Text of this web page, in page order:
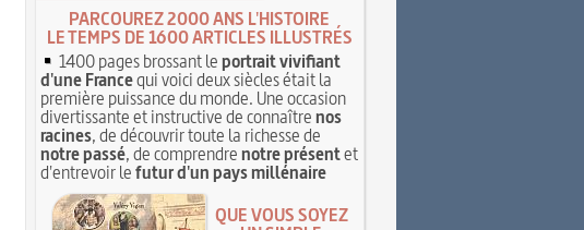
PARCOUREZ 2000 ANS L'HISTOIRE
LE TEMPS DE 1600 ARTICLES ILLUSTRÉS
1400 pages brossant leportrait vivifiant
d'une Francequi voici deux siècles était la
première puissance du monde. Une occasion
divertissante et instructive de connaîtrenos
racines, de découvrir toute la richesse de
notre passé, de comprendrenotre présentet
d'entrevoir lefutur d'un pays millénaire
QUE VOUS SOYEZ